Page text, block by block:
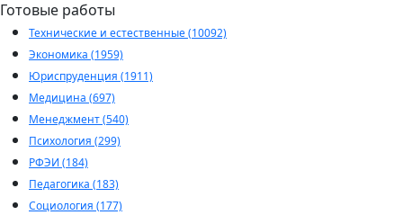
Готовые работы
Технические и естественные (10092)
Экономика (1959)
Юриспруденция (1911)
Медицина (697)
Менеджмент (540)
Психология (299)
РФЭИ (184)
Педагогика (183)
Социология (177)